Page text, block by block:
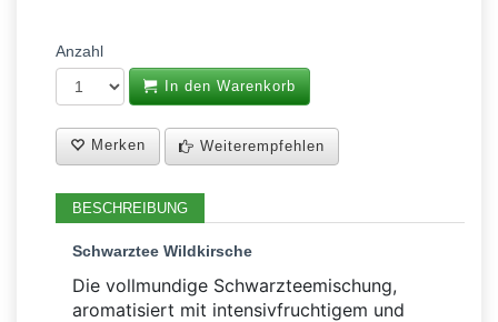
Anzahl
In den Warenkorb
Merken Weiterempfehlen
BESCHREIBUNG
Schwarztee Wildkirsche
Die vollmundige Schwarzteemischung,
aromatisiert mit intensivfruchtigem und